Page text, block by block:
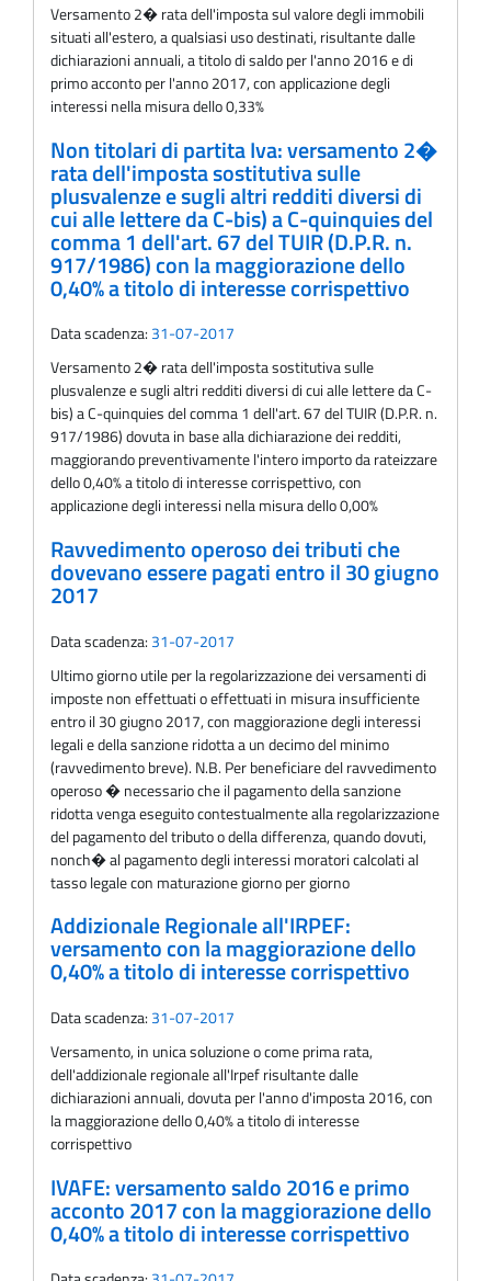
Versamento 2� rata dell'imposta sul valore degli immobili
situati all'estero, a qualsiasi uso destinati, risultante dalle
dichiarazioni annuali, a titolo di saldo per l'anno 2016 e di
primo acconto per l'anno 2017, con applicazione degli
interessi nella misura dello 0,33%
Non titolari di partita Iva: versamento 2�
rata dell'imposta sostitutiva sulle
plusvalenze e sugli altri redditi diversi di
cui alle lettere da C-bis) a C-quinquies del
comma 1 dell'art. 67 del TUIR (D.P.R. n.
917/1986) con la maggiorazione dello
0,40% a titolo di interesse corrispettivo
Data scadenza: 31-07-2017
Versamento 2� rata dell'imposta sostitutiva sulle
plusvalenze e sugli altri redditi diversi di cui alle lettere da C-
bis) a C-quinquies del comma 1 dell'art. 67 del TUIR (D.P.R. n.
917/1986) dovuta in base alla dichiarazione dei redditi,
maggiorando preventivamente l'intero importo da rateizzare
dello 0,40% a titolo di interesse corrispettivo, con
applicazione degli interessi nella misura dello 0,00%
Ravvedimento operoso dei tributi che
dovevano essere pagati entro il 30 giugno
2017
Data scadenza: 31-07-2017
Ultimo giorno utile per la regolarizzazione dei versamenti di
imposte non effettuati o effettuati in misura insufficiente
entro il 30 giugno 2017, con maggiorazione degli interessi
legali e della sanzione ridotta a un decimo del minimo
(ravvedimento breve). N.B. Per beneficiare del ravvedimento
operoso � necessario che il pagamento della sanzione
ridotta venga eseguito contestualmente alla regolarizzazione
del pagamento del tributo o della differenza, quando dovuti,
nonch� al pagamento degli interessi moratori calcolati al
tasso legale con maturazione giorno per giorno
Addizionale Regionale all'IRPEF:
versamento con la maggiorazione dello
0,40% a titolo di interesse corrispettivo
Data scadenza: 31-07-2017
Versamento, in unica soluzione o come prima rata,
dell'addizionale regionale all'Irpef risultante dalle
dichiarazioni annuali, dovuta per l'anno d'imposta 2016, con
la maggiorazione dello 0,40% a titolo di interesse
corrispettivo
IVAFE: versamento saldo 2016 e primo
acconto 2017 con la maggiorazione dello
0,40% a titolo di interesse corrispettivo